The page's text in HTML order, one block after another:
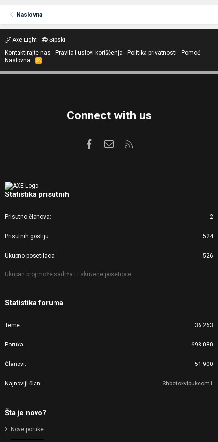
Naslovna
Axe Light
Srpski
Kontaktirajte nas
Pravila i uslovi korišćenja Politika privatnosti
Pomoć
Naslovna
R
S
Connect with us
FacebookKontaktirajte nas
Statistika prisutnih
Prisutno članova 2
Prisutnih gostiju 524
Ukupno posetilaca 526
Ukupan broj može sadržati i skrivene posetioce.
Statistika foruma
Teme 36.263
Poruka 698.080
Članovi 51.900
Najnoviji član Shbetokvipukcom1
Šta je novo?
Nove poruke